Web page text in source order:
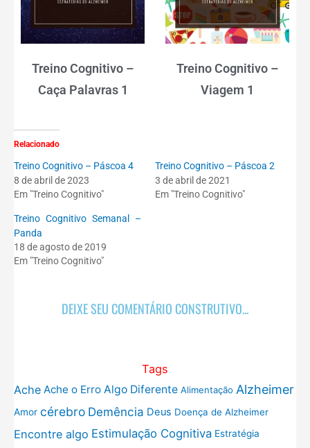
Treino Cognitivo –
Caça Palavras 1
Treino Cognitivo –
Viagem 1
Relacionado
Treino Cognitivo – Páscoa 4
8 de abril de 2023
Em "Treino Cognitivo"
Treino Cognitivo – Páscoa 2
3 de abril de 2021
Em "Treino Cognitivo"
Treino Cognitivo Semanal –
Panda
18 de agosto de 2019
Em "Treino Cognitivo"
DEIXE SEU COMENTÁRIO CONSTRUTIVO...
Tags
Ache Ache o Erro Algo Diferente Alimentação Alzheimer
Amor cérebro Demência Deus Doença de Alzheimer
Encontre algo Estimulação Cognitiva Estratégia